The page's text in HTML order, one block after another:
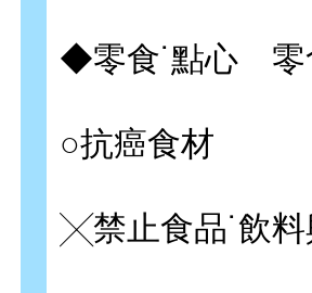
◆零食˙點心 零
○抗癌食材
╳禁止食品˙飲